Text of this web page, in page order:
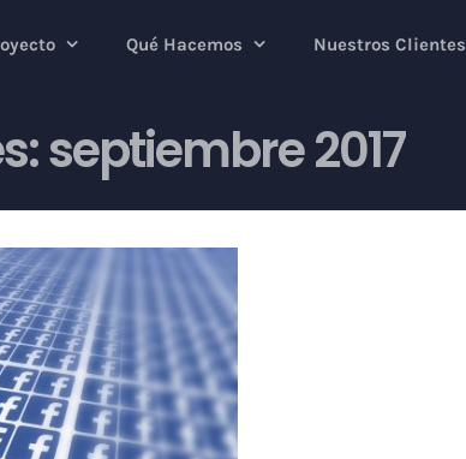
Qué Hacemos Nuestros Clientes
septiembre 2017